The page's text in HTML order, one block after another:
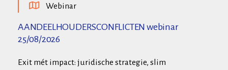
Webinar
AANDEELHOUDERSCONFLICTEN webinar
25/08/2026
Exit mét impact: juridische strategie, slim